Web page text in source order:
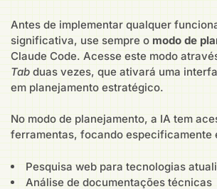
Antes de implementar qualquer
significativa, use sempre o modo de
Claude Code. Acesse este modo
Tab duas vezes, que ativará uma
em planejamento estratégico.
No modo de planejamento, a IA tem
ferramentas, focando especificamente
Pesquisa web para tecnologias
Análise de documentações técnicas